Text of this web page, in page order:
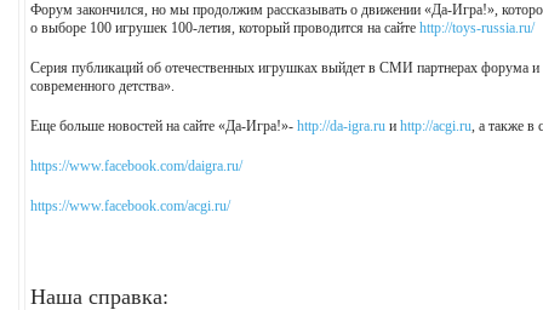
Форум закончился, но мы продолжим рассказывать о движении «Да-Игра!»,
о выборе 100 игрушек 100-летия, который проводится на сайте http://toys-russia.ru/
Серия публикаций об отечественных игрушках выйдет в СМИ партнерах форума и
современного детства».
Еще больше новостей на сайте «Да-Игра!»- http://da-igra.ru и http://acgi.ru, а также в
https://www.facebook.com/daigra.ru/
https://www.facebook.com/acgi.ru/
Наша справка: